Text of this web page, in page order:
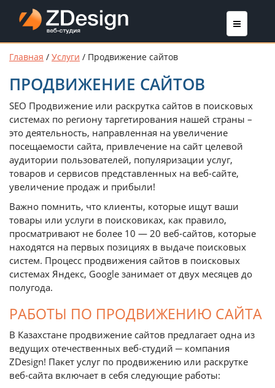
Главная / Услуги / Продвижение сайтов
ПРОДВИЖЕНИЕ САЙТОВ
SEO Продвижение или раскрутка сайтов в поисковых
системах по региону таргетирования нашей страны –
это деятельность, направленная на увеличение
посещаемости сайта, привлечение на сайт целевой
аудитории пользователей, популяризации услуг,
товаров и сервисов представленных на веб-сайте,
увеличение продаж и прибыли!
Важно помнить, что клиенты, которые ищут ваши
товары или услуги в поисковиках, как правило,
просматривают не более 10 — 20 веб-сайтов, которые
находятся на первых позициях в выдаче поисковых
систем. Процесс продвижения сайтов в поисковых
системах Яндекс, Google занимает от двух месяцев до
полугода.
РАБОТЫ ПО ПРОДВИЖЕНИЮ САЙТА
В Казахстане продвижение сайтов предлагает одна из
ведущих отечественных веб-студий ─ компания
ZDesign! Пакет услуг по продвижению или раскрутке
веб-сайта включает в себя следующие работы: